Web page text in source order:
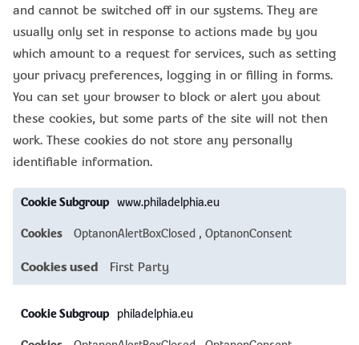
and cannot be switched off in our systems. They are
usually only set in response to actions made by you
which amount to a request for services, such as setting
your privacy preferences, logging in or filling in forms.
You can set your browser to block or alert you about
these cookies, but some parts of the site will not then
work. These cookies do not store any personally
identifiable information.
Strictly
Necessary
www.philadelphia.eu
OptanonAlertBoxClosed , OptanonConsent
First Party
philadelphia.eu